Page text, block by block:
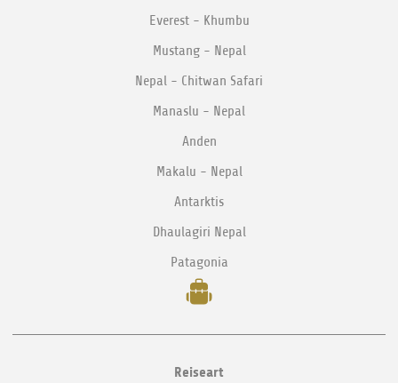
Everest - Khumbu
Mustang - Nepal
Nepal - Chitwan Safari
Manaslu - Nepal
Anden
Makalu - Nepal
Antarktis
Dhaulagiri Nepal
Patagonia
Reiseart